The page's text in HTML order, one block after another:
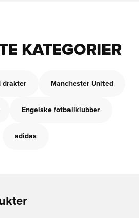
KATEGORIER
drakter Manchester United
Engelske fotballklubber
adidas